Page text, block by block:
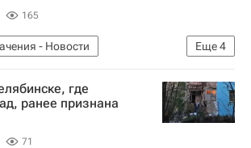
165
Еще4
- Новости
Владимир Якушев
Министерство строительства и жилищно-коммунального хозяйства РФ (Минстрой России)
где
ранее признана
71